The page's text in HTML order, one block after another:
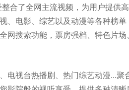
合了全网主流视频，为用户提供高
、电影、综艺以及动漫等各种榜单
网搜索功能，票房强档、特色片场
电视台热播剧、热门综艺动漫...聚